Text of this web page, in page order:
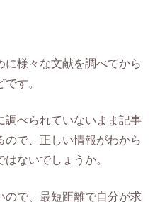
様々な文献を調べてから
す。
調べられていないまま記事
ので、正しい情報がわから
ないでしょうか。
ので、最短距離で自分が求